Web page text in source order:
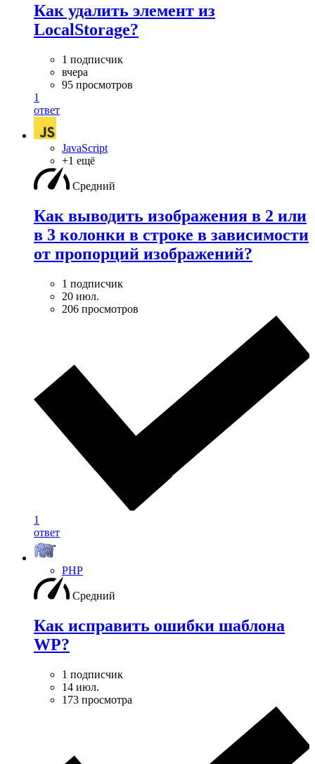
Как удалить элемент из
LocalStorage?
1 подписчик
вчера
95 просмотров
1
ответ
JavaScript
+1 ещё
Средний
Как выводить изображения в 2 или
в 3 колонки в строке в зависимости
от пропорций изображений?
1 подписчик
20 июл.
206 просмотров
1
ответ
PHP
Средний
Как исправить ошибки шаблона
WP?
1 подписчик
14 июл.
173 просмотра